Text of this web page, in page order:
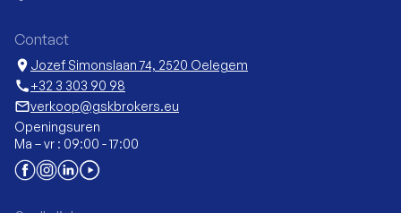
Contact
location_on Jozef Simonslaan 74, 2520 Oelegem
call+32 3 303 90 98
mail_outlineverkoop@gskbrokers.eu
Openingsuren
Ma – vr : 09:00 - 17:00